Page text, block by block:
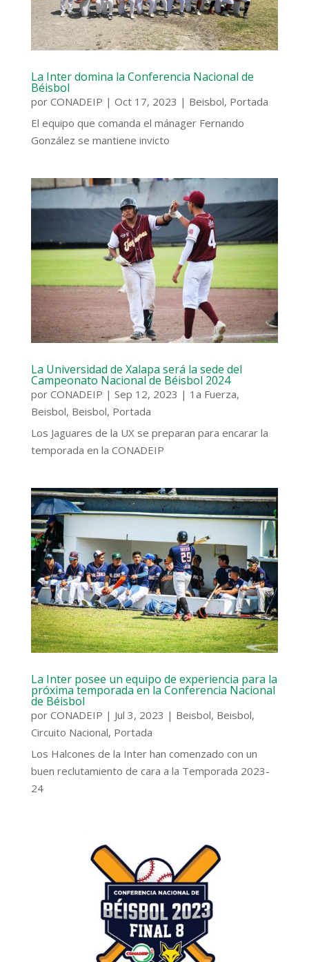
La Inter domina la Conferencia Nacional de
Béisbol
por CONADEIP | Oct 17, 2023 | Beisbol, Portada
El equipo que comanda el mánager Fernando
González se mantiene invicto
La Universidad de Xalapa será la sede del
Campeonato Nacional de Béisbol 2024
por CONADEIP | Sep 12, 2023 | 1a Fuerza,
Beisbol, Beisbol, Portada
Los Jaguares de la UX se preparan para encarar la
temporada en la CONADEIP
La Inter posee un equipo de experiencia para la
próxima temporada en la Conferencia Nacional
de Béisbol
por CONADEIP | Jul 3, 2023 | Beisbol, Beisbol,
Circuito Nacional, Portada
Los Halcones de la Inter han comenzado con un
buen reclutamiento de cara a la Temporada 2023-
24